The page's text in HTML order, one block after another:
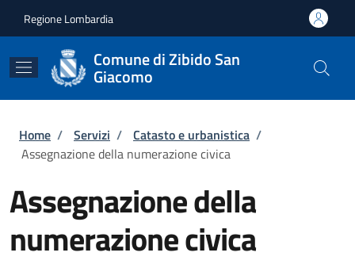
Regione Lombardia
Comune di Zibido San
Giacomo
Briciole di pane
Home / Servizi / Catasto e urbanistica /
Assegnazione della numerazione civica
Assegnazione della
numerazione civica